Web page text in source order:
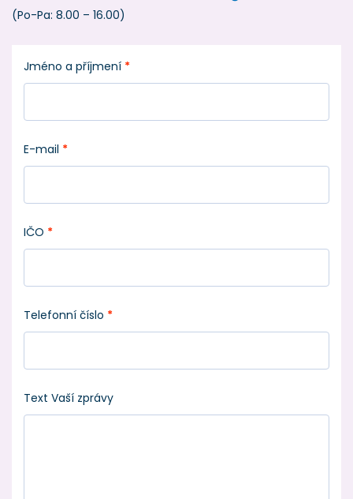
(Po-Pa: 8.00 – 16.00)
Jméno a příjmení *
E-mail *
IČO *
Telefonní číslo *
Text Vaší zprávy